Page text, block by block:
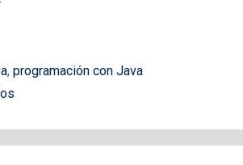
, programación con Java